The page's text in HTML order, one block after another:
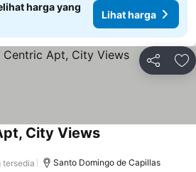
harga yang
Lihat harga
Bagikan
City ViewsLihat harga
tersedia Santo Domingo de Capillas